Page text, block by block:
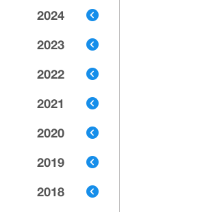
2024
2023
2022
2021
2020
2019
2018